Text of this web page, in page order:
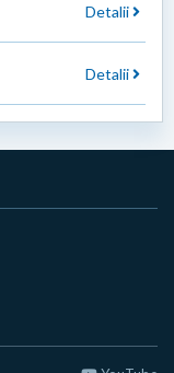
Detalii
Detalii